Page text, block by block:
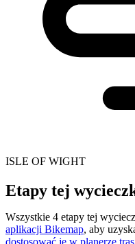
ISLE OF WIGHT
Etapy tej
Wszystkie 4 etapy tej
aplikacji Bikemap, aby
dostosować je w planerze tras